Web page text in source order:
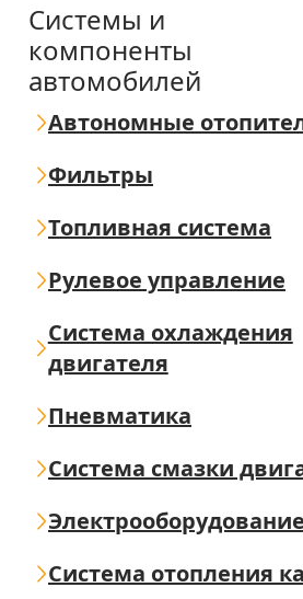
Системы и
компоненты
автомобилей
Автономные
Фильтры
Топливная система
Рулевое управление
Система охлаждения
двигателя
Пневматика
Система смазки
Электрооборудование
Система отопления